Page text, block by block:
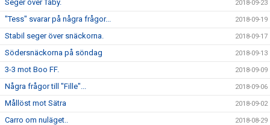
Seger över Täby. 2018-09-23
"Tess" svarar på några frågor... 2018-09-19
Stabil seger över snäckorna. 2018-09-17
Södersnäckorna på söndag 2018-09-13
3-3 mot Boo FF. 2018-09-09
Några frågor till "Fille"... 2018-09-06
Mållöst mot Sätra 2018-09-02
Carro om nuläget.. 2018-08-29